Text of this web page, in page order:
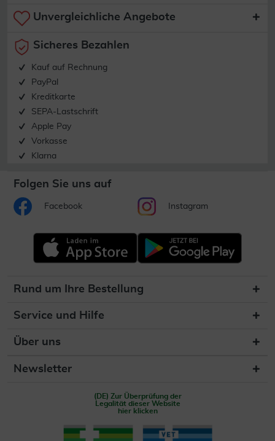
Unvergleichliche Angebote
Sicheres Bezahlen
Kauf auf Rechnung
PayPal
Kreditkarte
SEPA-Lastschrift
Apple Pay
Vorkasse
Klarna
Folgen Sie uns auf
Facebook Instagram
Rund um Ihre Bestellung
Service und Hilfe
Über uns
Newsletter
(DE) Zur Überprüfung der
Legalität dieser Website
hier klicken